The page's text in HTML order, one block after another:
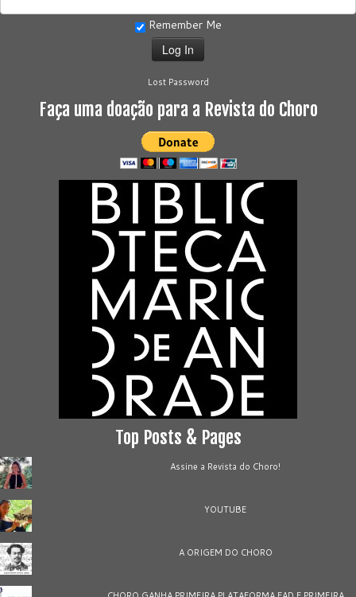
Remember Me
Lost Password
Faça uma doação para a Revista do Choro
Top Posts & Pages
Assine a Revista do Choro!
YOUTUBE
A ORIGEM DO CHORO